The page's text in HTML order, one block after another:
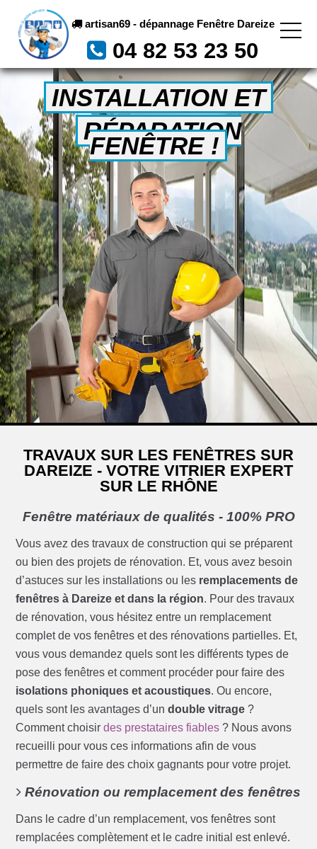
artisan69 - dépannage Fenêtre Dareize
04 82 53 23 50
INSTALLATION ET
RÉPARATION
FENÊTRE !
TRAVAUX SUR LES FENÊTRES SUR
DAREIZE - VOTRE VITRIER EXPERT
SUR LE RHÔNE
Fenêtre matériaux de qualités - 100% PRO
Vous avez des travaux de construction qui se préparent
ou bien des projets de rénovation. Et, vous avez besoin
d’astuces sur les installations ou les remplacements de
fenêtres à Dareize et dans la région. Pour des travaux
de rénovation, vous hésitez entre un remplacement
complet de vos fenêtres et des rénovations partielles. Et,
vous vous demandez quels sont les différents types de
pose des fenêtres et comment procéder pour faire des
isolations phoniques et acoustiques. Ou encore,
quels sont les avantages d’undouble vitrage ?
Comment choisirdes prestataires fiables ? Nous avons
recueilli pour vous ces informations afin de vous
permettre de faire des choix gagnants pour votre projet.
Rénovation ou remplacement des fenêtres
Dans le cadre d’un remplacement, vos fenêtres sont
remplacées complètement et le cadre initial est enlevé.